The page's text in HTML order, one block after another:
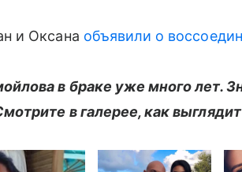
и Оксана объявили о
в браке уже много лет.
в галерее, как